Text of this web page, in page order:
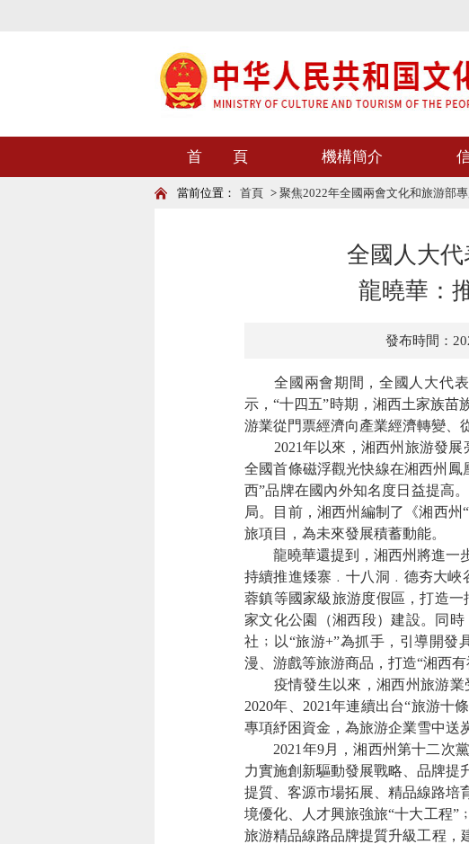
首 頁 機構簡介
當前位置： 首頁 > 聚焦2022年全國兩會文化和旅游部
全國人大
龍曉華：
發布時間：
全國兩會期間，全國人大代表
示，“十四五”時期，湘西土家族苗
游業從門票經濟向產業經濟轉變、
2021年以來，湘西州旅游發展
全國首條磁浮觀光快線在湘西州
西”品牌在國內外知名度日益提高
局。目前，湘西州編制了《湘西州
旅項目，為未來發展積蓄動能。
龍曉華還提到，湘西州將進一步
持續推進矮寨﹒十八洞﹒德夯大
蓉鎮等國家級旅游度假區，打造
家文化公園（湘西段）建設。同
社﹔以“旅游+”為抓手，引導開發
漫、游戲等旅游商品，打造“湘西有
疫情發生以來，湘西州旅游業
2020年、2021年連續出台“旅游十
專項紓困資金，為旅游企業雪中送
2021年9月，湘西州第十二次黨
力實施創新驅動發展戰略、品牌提
提質、客源市場拓展、精品線路培
境優化、人才興旅強旅“十大工程
旅游精品線路品牌提質升級工程